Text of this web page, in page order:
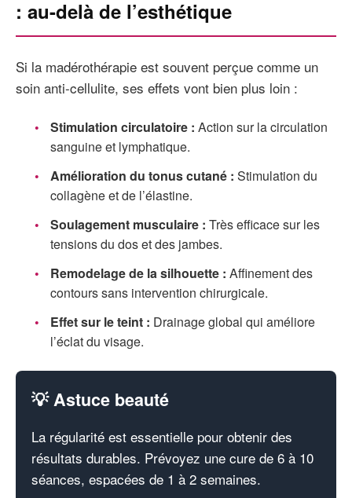
: au-delà de l’esthétique
Si la madérothérapie est souvent perçue comme un
soin anti-cellulite, ses effets vont bien plus loin :
Stimulation circulatoire : Action sur la circulation
sanguine et lymphatique.
Amélioration du tonus cutané : Stimulation du
collagène et de l’élastine.
Soulagement musculaire : Très efficace sur les
tensions du dos et des jambes.
Remodelage de la silhouette : Affinement des
contours sans intervention chirurgicale.
Effet sur le teint : Drainage global qui améliore
l’éclat du visage.
💡 Astuce beauté
La régularité est essentielle pour obtenir des
résultats durables. Prévoyez une cure de 6 à 10
séances, espacées de 1 à 2 semaines.